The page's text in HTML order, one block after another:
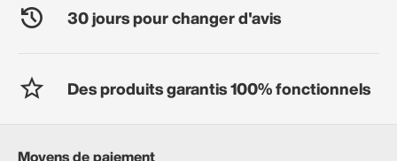
30 jours pour changer d'avis
Des produits garantis 100% fonctionnels